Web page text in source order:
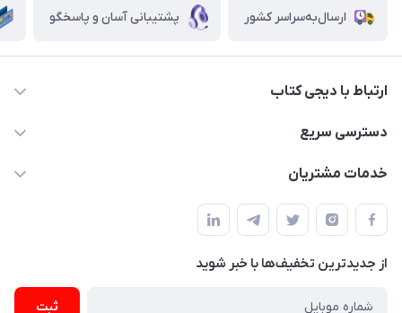
ارسال‌به‌سراسر کشور پشتیبانی آسان و پاسخگو
ارتباط با دیجی کتاب
021-66483376
پلیس امنیت .پلاک 150 (🚷 فروش فقط به صورت آنلاین)
دسترسی سریع
کتاب (دسته‌بندی)
ناشران همکار
نویسندگان و مترجمان
خدمات مشتریان
راهنما
پیگیری سفارشات
رهگیری مرسولات پستی
ارسال تیکت پشتیبانی
از جدید‌ترین تخفیف‌ها با‌ خبر شوید
ثبت